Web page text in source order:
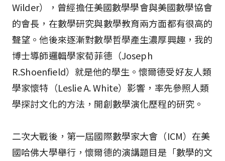
Wilder），曾經擔任美國數學學會與美國數學協會
的會長，在數學研究與數學教育兩方面都有很高的
聲望。他後來逐漸對數學哲學產生濃厚興趣，我的
博士導師邏輯學家荀菲德（Joseph
R.Shoenfield）就是他的學生。懷爾德受好友人類
學家懷特（Leslie A. White）影響，率先參照人類
學探討文化的方法，開創數學演化歷程的研究。
二次大戰後，第一屆國際數學家大會（ICM）在美
國哈佛大學舉行，懷爾德的演講題目是「數學的文